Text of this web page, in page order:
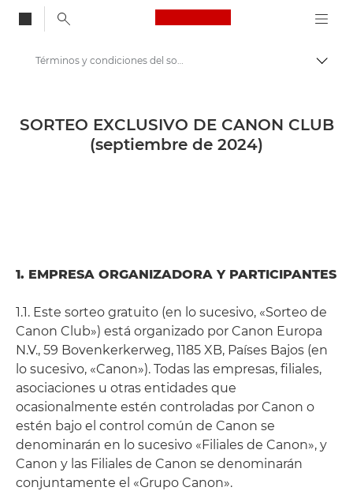
Canon Logo, back
Competititons & Prize Draws
Términos y condiciones del sorteo de Canon Club de septiembre de 2024
SORTEO EXCLUSIVO DE CANON CLUB
(septiembre de 2024)
1. EMPRESA ORGANIZADORA Y PARTICIPANTES
1.1. Este sorteo gratuito (en lo sucesivo, «Sorteo de
Canon Club») está organizado por Canon Europa
N.V., 59 Bovenkerkerweg, 1185 XB, Países Bajos (en
lo sucesivo, «Canon»). Todas las empresas, filiales,
asociaciones u otras entidades que
ocasionalmente estén controladas por Canon o
estén bajo el control común de Canon se
denominarán en lo sucesivo «Filiales de Canon», y
Canon y las Filiales de Canon se denominarán
conjuntamente el «Grupo Canon».